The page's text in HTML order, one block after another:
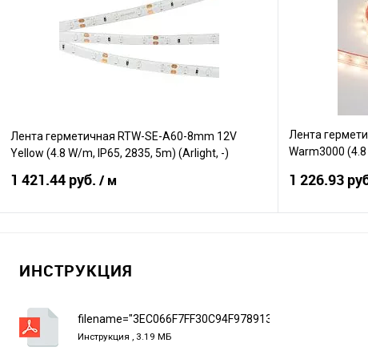
В избранное
В наличии
В избранное
Лента герметичная RTW-SE-A60-8mm 12V
Yellow (4.8 W/m, IP65, 2835, 5m) (Arlight, -)
1 421.44 руб. / м
В избранное
В наличии
Лента
Warm3000
1 226.93
ИНСТРУКЦИЯ
filename="3EC066F7FF30C94F9789139AEBBD3C7A.pdf
Инструкция , 3.19 МБ